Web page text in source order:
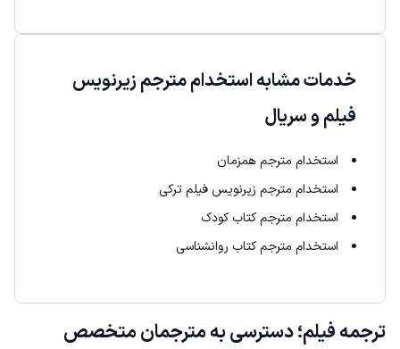
خدمات مشابه استخدام مترجم زیرنویس
فیلم و سریال
استخدام مترجم همزمان
استخدام مترجم زیرنویس فیلم ترکی
استخدام مترجم کتاب کودک
استخدام مترجم کتاب روانشناسی
ترجمه فیلم؛ دسترسی به مترجمان متخصص